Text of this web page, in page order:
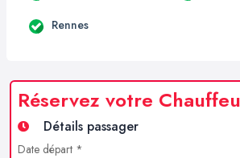
Rennes
Réservez votre
Détails passager
Date départ *